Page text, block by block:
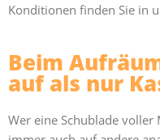
Konditionen finden Sie in
Beim
auf als nur
Wer eine Schublade